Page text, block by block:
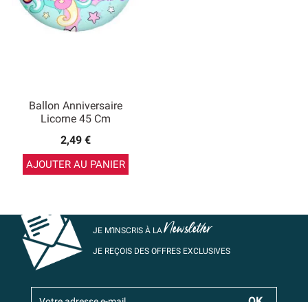
Ballon Anniversaire
Licorne 45 Cm
2,49 €
AJOUTER AU PANIER
JE M’INSCRIS À LANewsletter
JE REÇOIS DES OFFRES EXCLUSIVES